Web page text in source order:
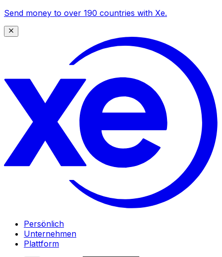
Send money to over 190 countries with Xe.
Persönlich
Unternehmen
Plattform